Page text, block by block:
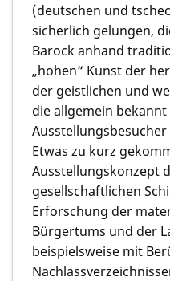
(deutschen und
sicherlich gelungen,
Barock anhand
„hohen“ Kunst der
der geistlichen und
die allgemein
Etwas zu kurz
Ausstellungskonzept
gesellschaftlichen
Erforschung der
Bürgertums und der
beispielsweise mit